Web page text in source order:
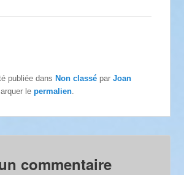
publiée dans Non classé parJoan
lepermalien
commentaire